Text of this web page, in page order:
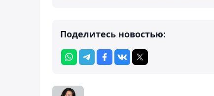
Поделитесь новостью: